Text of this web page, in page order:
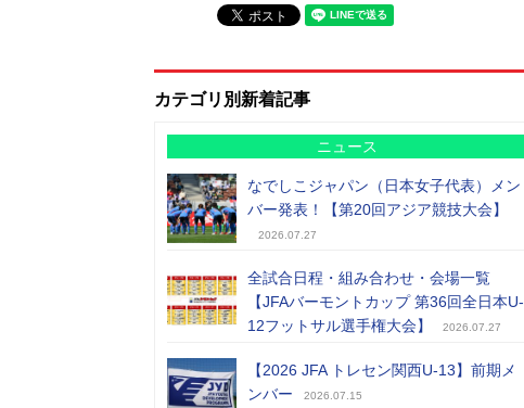
カテゴリ別新着記事
ニュース
なでしこジャパン（日本女子代表）メン
バー発表！【第20回アジア競技大会】
2026.07.27
全試合日程・組み合わせ・会場一覧
【JFAバーモントカップ 第36回全日本U-
12フットサル選手権大会】
2026.07.27
【2026 JFA トレセン関西U-13】前期メ
ンバー
2026.07.15